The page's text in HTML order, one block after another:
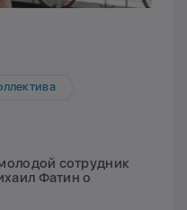
сотрудник
Фатин о